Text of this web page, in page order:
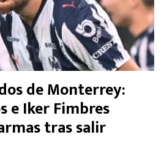
de Monterrey:
e Iker Fimbres
tras salir